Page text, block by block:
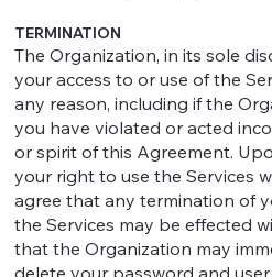
TERMINATION
The Organization, in its sole
your access to or use of the
any reason, including if the
you have violated or acted
or spirit of this Agreement.
your right to use the Services
agree that any termination of
the Services may be effected
that the Organization may